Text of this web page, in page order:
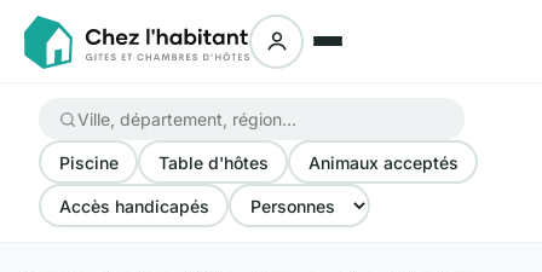
Piscine Table d'hôtes Animaux acceptés
Accès handicapés